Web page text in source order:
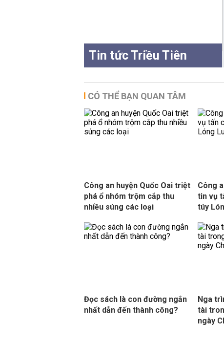
Tin tức Triều Tiên
CÓ THỂ BẠN QUAN TÂM
Công an huyện Quốc Oai triệt
phá ổ nhóm trộm cắp thu
nhiều súng các loại
Công
tin vụ
túy
Đọc sách là con đường ngắn
nhất dẫn đến thành công?
Nga
tài
ngày